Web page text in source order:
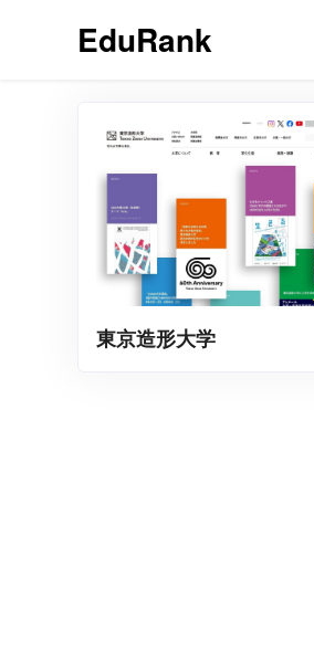
EduRank
東京造形大学